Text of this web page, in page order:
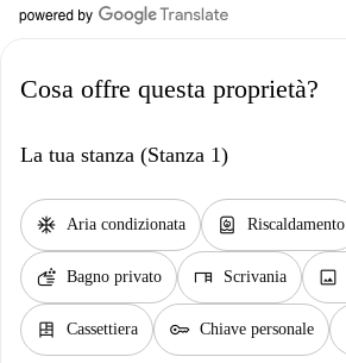
Cosa offre questa proprietà?
La tua stanza (Stanza 1)
ac_unit Aria condizionata water_heater Riscaldamento
soap Bagno privato desk Scrivania image
dresser Cassettiera key Chiave personale